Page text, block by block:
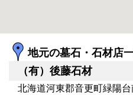
地元の墓石・石材店
（有）後藤石材
北海道河東郡音更町緑陽台